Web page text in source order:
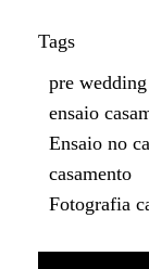
Tags
pre wedding
ensaio
Ensaio no
casamento
Fotografia